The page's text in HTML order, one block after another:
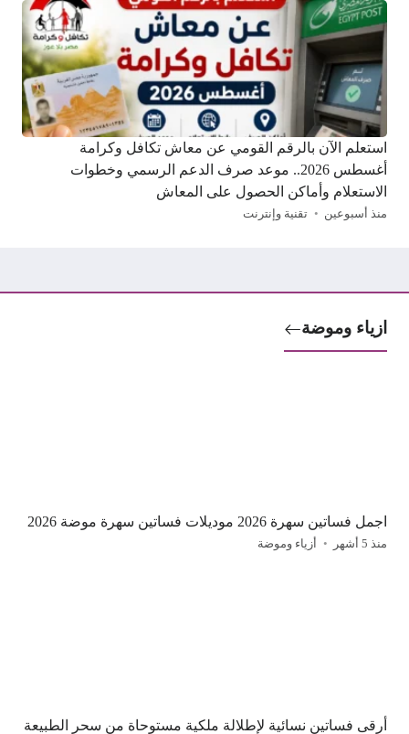
استعلم الآن بالرقم القومي عن معاش تكافل وكرامة
أغسطس 2026.. موعد صرف الدعم الرسمي وخطوات
الاستعلام وأماكن الحصول على المعاش
منذ أسبوعين تقنية وإنترنت
ازياء وموضة
اجمل فساتين سهرة 2026 موديلات فساتين سهرة موضة 2026
منذ 5 أشهر أزياء وموضة
أرقى فساتين نسائية لإطلالة ملكية مستوحاة من سحر الطبيعة